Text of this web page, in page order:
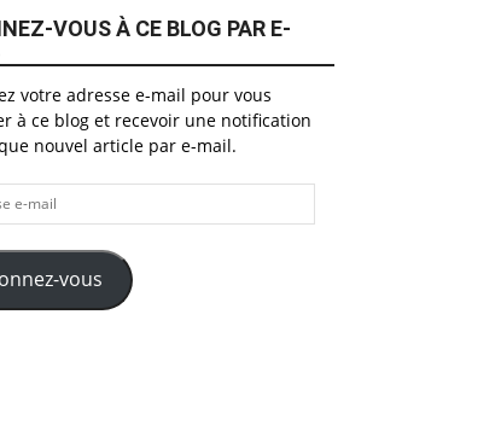
VOUS À CE BLOG PAR E-
votre adresse e-mail pour vous
à ce blog et recevoir une notification
nouvel article par e-mail.
vous